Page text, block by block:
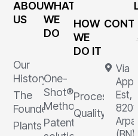
ABOUT
US
Our
History
The
Founder
Plants
WHAT
WE
DO
One-
Shot®
Method
Patented
HOW
WE
DO IT
Processes
Quality
Via
Appia
Est, 1,
82011
Arpaia